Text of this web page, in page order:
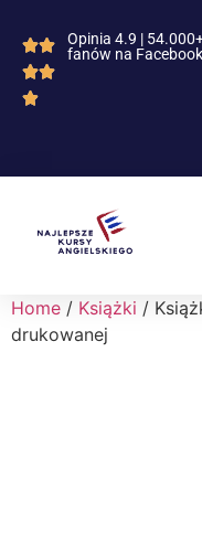
Opinia 4.9 |
fanów na
Home / Książki /
drukowanej